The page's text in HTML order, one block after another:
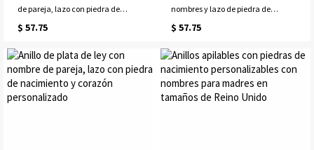
de pareja, lazo con piedra de
nacimiento y corazón
$ 57.75
nombres y lazo de piedra de
nacimiento en forma de corazón
$ 57.75